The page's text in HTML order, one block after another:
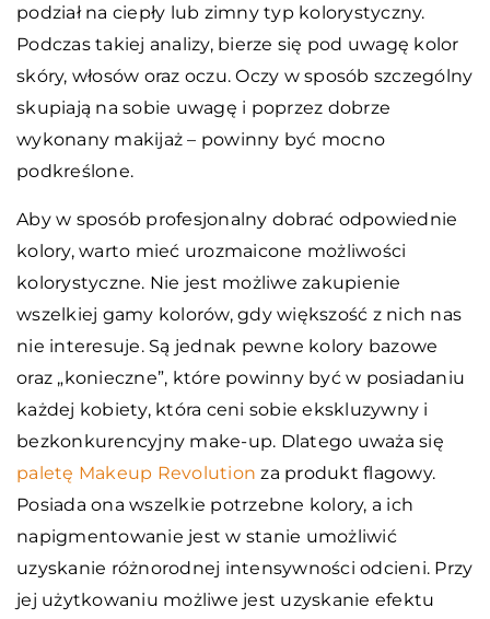
podział na ciepły lub zimny typ kolorystyczny.
Podczas takiej analizy, bierze się pod uwagę kolor
skóry, włosów oraz oczu. Oczy w sposób szczególny
skupiają na sobie uwagę i poprzez dobrze
wykonany makijaż – powinny być mocno
podkreślone.
Aby w sposób profesjonalny dobrać odpowiednie
kolory, warto mieć urozmaicone możliwości
kolorystyczne. Nie jest możliwe zakupienie
wszelkiej gamy kolorów, gdy większość z nich nas
nie interesuje. Są jednak pewne kolory bazowe
oraz „konieczne”, które powinny być w posiadaniu
każdej kobiety, która ceni sobie ekskluzywny i
bezkonkurencyjny make-up. Dlatego uważa się
paletę Makeup Revolution za produkt flagowy.
Posiada ona wszelkie potrzebne kolory, a ich
napigmentowanie jest w stanie umożliwić
uzyskanie różnorodnej intensywności odcieni. Przy
jej użytkowaniu możliwe jest uzyskanie efektu